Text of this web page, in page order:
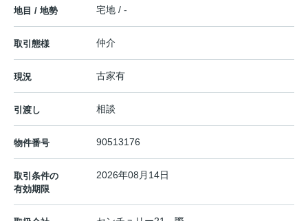
地目 / 地勢 宅地 / -
取引態様 仲介
現況 古家有
引渡し 相談
物件番号 90513176
取引条件の
有効期限
2026年08月14日